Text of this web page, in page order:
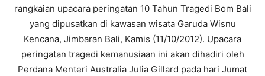
rangkaian upacara peringatan 10 Tahun Tragedi Bom Bali
yang dipusatkan di kawasan wisata Garuda Wisnu
Kencana, Jimbaran Bali, Kamis (11/10/2012). Upacara
peringatan tragedi kemanusiaan ini akan dihadiri oleh
Perdana Menteri Australia Julia Gillard pada hari Jumat